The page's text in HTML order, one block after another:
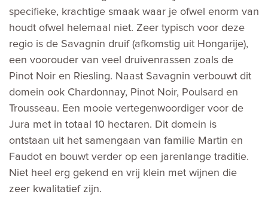
specifieke, krachtige smaak waar je ofwel enorm van
houdt ofwel helemaal niet. Zeer typisch voor deze
regio is de Savagnin druif (afkomstig uit Hongarije),
een voorouder van veel druivenrassen zoals de
Pinot Noir en Riesling. Naast Savagnin verbouwt dit
domein ook Chardonnay, Pinot Noir, Poulsard en
Trousseau. Een mooie vertegenwoordiger voor de
Jura met in totaal 10 hectaren. Dit domein is
ontstaan uit het samengaan van familie Martin en
Faudot en bouwt verder op een jarenlange traditie.
Niet heel erg gekend en vrij klein met wijnen die
zeer kwalitatief zijn.